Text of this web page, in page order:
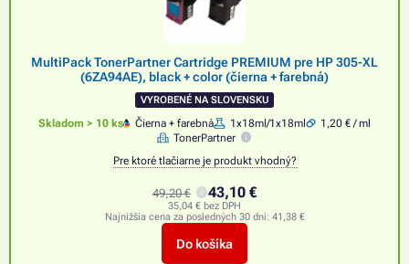
MultiPack TonerPartner Cartridge PREMIUM pre HP 305-XL
(6ZA94AE), black + color (čierna + farebná)
VYROBENÉ NA SLOVENSKU
Skladom > 10 ks Čierna + farebná 1x18ml/1x18ml
1,20 € / ml
TonerPartner
Pre ktoré tlačiarne je produkt vhodný?
49,20 € 43,10 €
35,04 € bez DPH
Najnižšia cena za posledných 30 dní: 41,38 €
Do košíka